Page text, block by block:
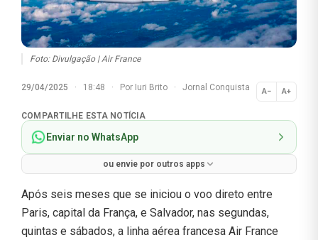
Foto: Divulgação | Air France
29/04/2025 · 18:48 · Por Iuri Brito · Jornal Conquista A− A+
Normal
COMPARTILHE ESTA NOTÍCIA
Enviar no WhatsApp
ou envie por outros apps
Após seis meses que se iniciou o voo direto entre
Paris, capital da França, e Salvador, nas segundas,
quintas e sábados, a linha aérea francesa Air France